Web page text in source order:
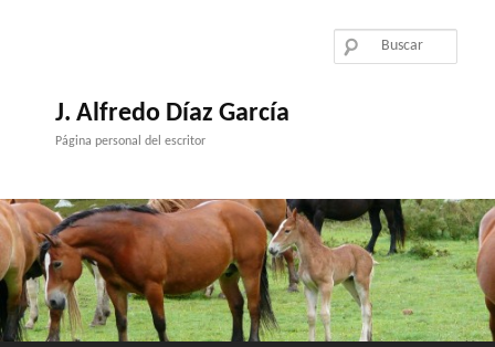
J. Alfredo Díaz García
Página personal del escritor